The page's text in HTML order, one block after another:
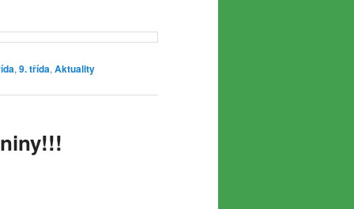
, 9. třída, Aktuality